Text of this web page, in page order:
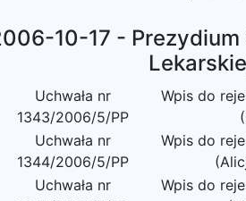
10-17 - Prezydium
Uchwała nr
1343/2006/5/PP
Wpis do
Uchwała nr
1344/2006/5/PP
Wpis do
Uchwała nr
Wpis do